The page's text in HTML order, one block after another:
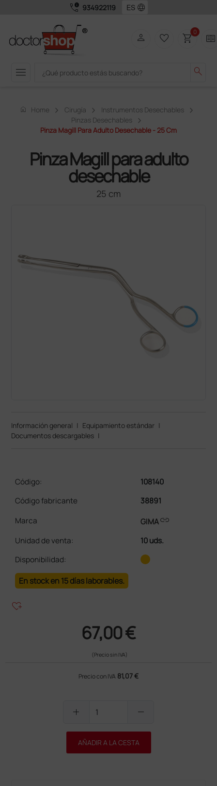
call_quality 934922119 language
menu search
person favorite_border shopping_cart0 two_pager
home Home Cirugía
Instrumentos Desechables
Pinzas Desechables
Pinza Magill Para Adulto Desechable - 25 Cm
Pinza Magill para adulto
desechable
25 cm
Información general | Equipamiento estándar |
Documentos descargables |
Código:
108140
Código fabricante
38891
Marca
GIMAlink
Unidad de venta:
10 uds.
Disponibilidad:
En stock en 15 días laborables.
heart_plus
67,00 €
(Precio sin IVA)
Precio con IVA 81,07 €
add remove
AÑADIR A LA CESTA